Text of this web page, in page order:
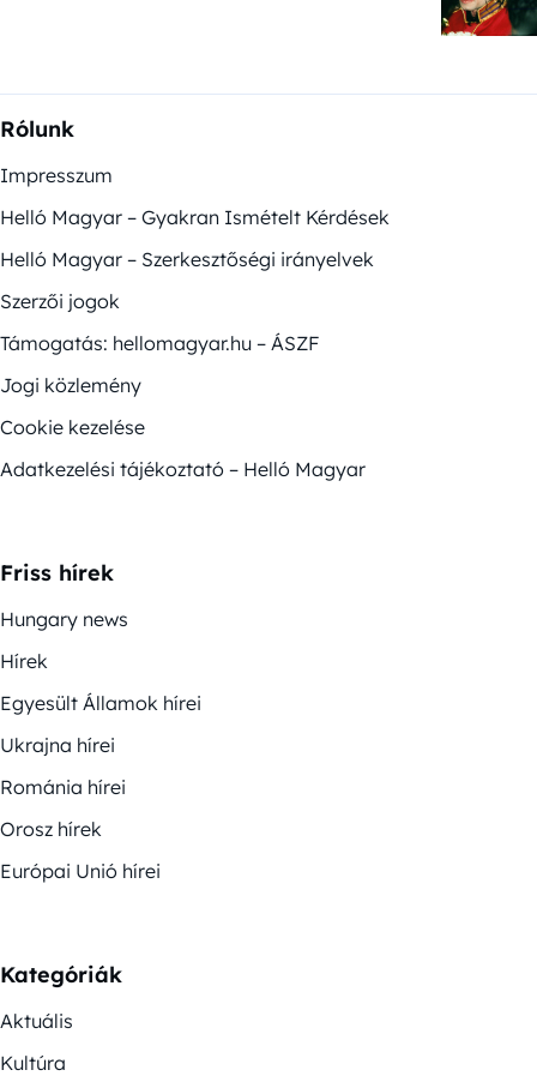
Rólunk
Impresszum
Helló Magyar – Gyakran Ismételt Kérdések
Helló Magyar – Szerkesztőségi irányelvek
Szerzői jogok
Támogatás: hellomagyar.hu – ÁSZF
Jogi közlemény
Cookie kezelése
Adatkezelési tájékoztató – Helló Magyar
Friss hírek
Hungary news
Hírek
Egyesült Államok hírei
Ukrajna hírei
Románia hírei
Orosz hírek
Európai Unió hírei
Kategóriák
Aktuális
Kultúra